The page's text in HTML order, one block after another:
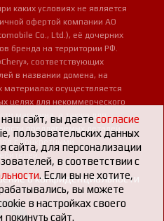
каких условиях не является
офертой компании АО
Co., Ltd.), её дочерних
бренда на территории РФ.
соответствующих
в названии домена, на
материалах осуществляется
целях для некоммерческого
магазина, а также для
предлагаемых деталей,
с конкретными
о конфиденциальности
сайт, вы даетесогласие
пользовательских данных
сайта, для персонализации
в соответствии с
. Если вы не хотите,
вы можете
в настройках своего
покинуть сайт.